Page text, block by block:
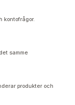
kontofrågor.
samme
produkter och